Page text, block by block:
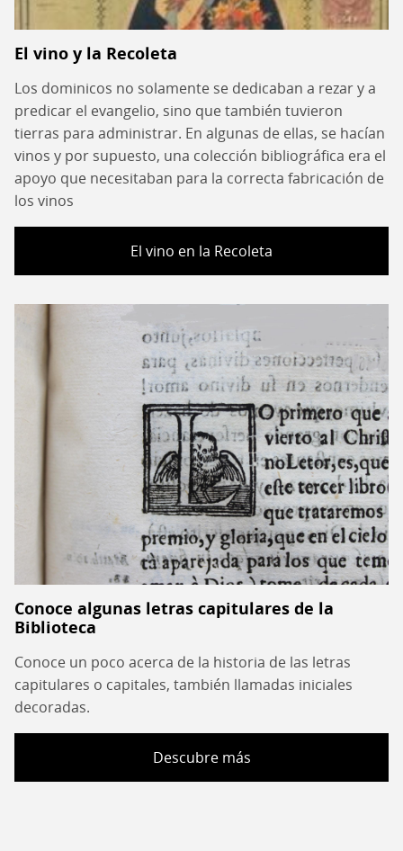
El vino y la Recoleta
Los dominicos no solamente se dedicaban a rezar y a
predicar el evangelio, sino que también tuvieron
tierras para administrar. En algunas de ellas, se hacían
vinos y por supuesto, una colección bibliográfica era el
apoyo que necesitaban para la correcta fabricación de
los vinos
El vino en la Recoleta
Conoce algunas letras capitulares de la
Biblioteca
Conoce un poco acerca de la historia de las letras
capitulares o capitales, también llamadas iniciales
decoradas.
Descubre más